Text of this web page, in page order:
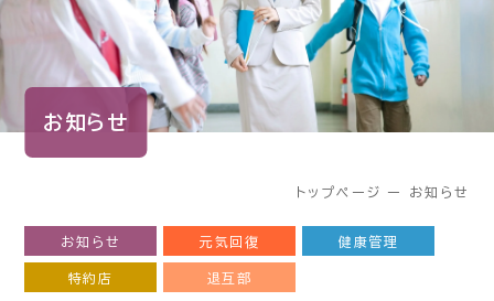
お知らせ
トップページ ー お知らせ
お知らせ 元気回復 健康管理
特約店 退互部